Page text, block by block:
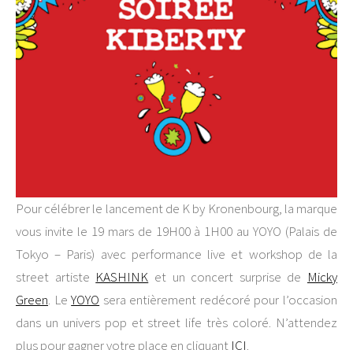
Pour célébrer le lancement de K by Kronenbourg, la marque
vous invite le 19 mars de 19H00 à 1H00 au YOYO (Palais de
Tokyo – Paris) avec performance live et workshop de la
street artiste KASHINK et un concert surprise de Micky
Green. LeYOYO sera entièrement redécoré pour l’occasion
dans un univers pop et street life très coloré. N’attendez
plus pour gagner votre place en cliquant ICI.